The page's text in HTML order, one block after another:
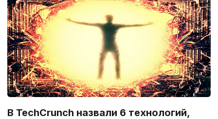
В TechCrunch назвали 6 технологий,